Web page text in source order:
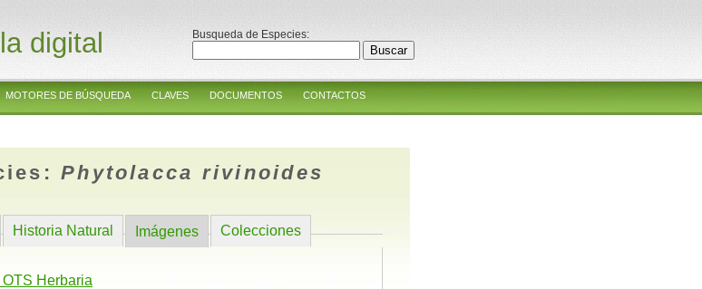
digital Busqueda de Especies:
MOTORES DE BÚSQUEDA CLAVES DOCUMENTOS CONTACTOS
Phytolacca rivinoides
Historia Natural Imágenes Colecciones
Herbaria